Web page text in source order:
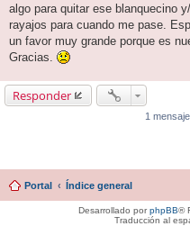
algo para quitar ese blanquecino
rayajos para cuando me pase.
un favor muy grande porque es
Gracias.
Responder
1
Portal Índice general
Desarrollado porphpBB®
Traducción al